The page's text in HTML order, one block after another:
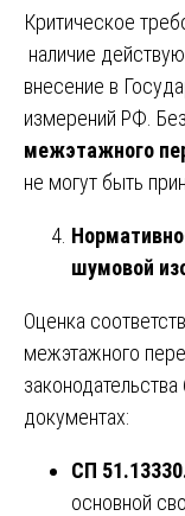
Критическое
наличие
внесение в
измерений РФ.
межэтажного
не могут быть
шумовой
Оценка
межэтажного
документах:
СП
основной